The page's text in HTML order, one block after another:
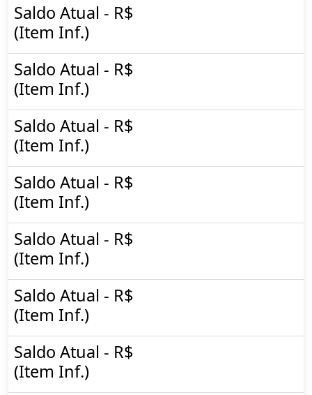
Saldo Atual - R$
(Item Inf.)
Saldo Atual - R$
(Item Inf.)
Saldo Atual - R$
(Item Inf.)
Saldo Atual - R$
(Item Inf.)
Saldo Atual - R$
(Item Inf.)
Saldo Atual - R$
(Item Inf.)
Saldo Atual - R$
(Item Inf.)